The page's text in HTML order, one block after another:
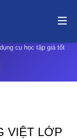
án mẫu | i-
cụ học tập giá tốt
VIỆT LỚP